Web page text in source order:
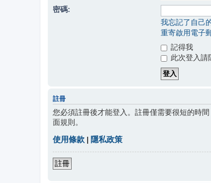
密碼:
我忘記了自己
重寄啟用電子
記得我
此次登入請
註冊
您必須註冊後才能登入。註冊僅需要很短的時
面規則。
使用條款 | 隱私政策
註冊